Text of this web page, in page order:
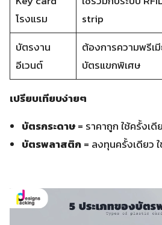
โรงแรม
strip
บัตรงาน
อีเวนต์
ต้องการความพรีเ
บัตรแขกพิเศษ
เปรียบเทียบง่ายๆ
บัตรกระดาษ= ราคาถูก ใช้ครั้งเดี
บัตรพลาสติก= ลงทุนครั้งเดียว